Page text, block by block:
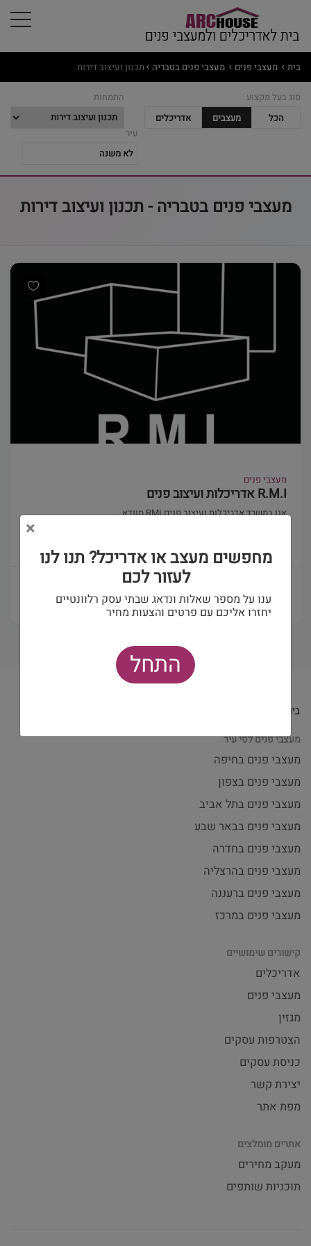
בית מעצבי פנים מעצבי פנים בטבריה תכנון ועיצוב דירות
סוג בעל מקצוע
הכל
מעצבים אדריכלים
התמחות
עיר
מעצבי פנים בטבריה - תכנון ועיצוב דירות
מעצבי פנים
R.M.I אדריכלות ועיצוב פנים
אנו במשרד אדריכלות ועיצוב פנים RMI מוודא...
פרטים ויצירת קשר
מעצבי פנים לפי עיר
מעצבי פנים בחיפה
מעצבי פנים בצפון
מעצבי פנים בתל אביב
מעצבי פנים בבאר שבע
מעצבי פנים בחדרה
מעצבי פנים בהרצליה
מעצבי פנים ברעננה
מעצבי פנים במרכז
קישורים שימושיים
אדריכלים
מעצבי פנים
מגזין
הצטרפות עסקים
כניסת עסקים
יצירת קשר
מפת אתר
אתרים מומלצים
מעקב מחירים
תוכניות שותפים
×
מחפשים מעצב או אדריכל? תנו לנו
לעזור לכם
ענו על מספר שאלות ונדאג שבתי עסק רלוונטיים
יחזרו אליכם עם פרטים והצעות מחיר
התחל